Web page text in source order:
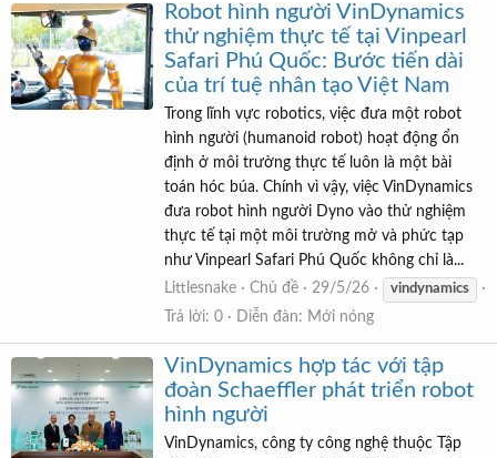
Robot hình người VinDynamics
thử nghiệm thực tế tại Vinpearl
Safari Phú Quốc: Bước tiến dài
của trí tuệ nhân tạo Việt Nam
Trong lĩnh vực robotics, việc đưa một robot
hình người (humanoid robot) hoạt động ổn
định ở môi trường thực tế luôn là một bài
toán hóc búa. Chính vì vậy, việc VinDynamics
đưa robot hình người Dyno vào thử nghiệm
thực tế tại một môi trường mở và phức tạp
như Vinpearl Safari Phú Quốc không chỉ là...
Littlesnake
Chủ đề 29/5/26 vindynamics
Trả lời: 0 Diễn đàn: Mới nóng
VinDynamics hợp tác với tập
đoàn Schaeffler phát triển robot
hình người
VinDynamics, công ty công nghệ thuộc Tập